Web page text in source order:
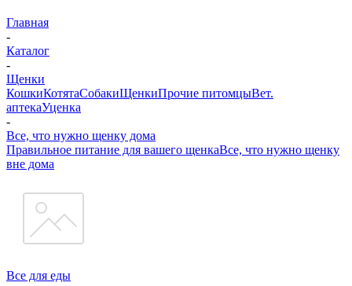
Главная
-
Каталог
-
Щенки
КошкиКотятаСобакиЩенкиПрочие питомцыВет.
аптекаУценка
-
Все, что нужно щенку дома
Правильное питание для вашего щенкаВсе, что нужно щенку
вне дома
Все для еды